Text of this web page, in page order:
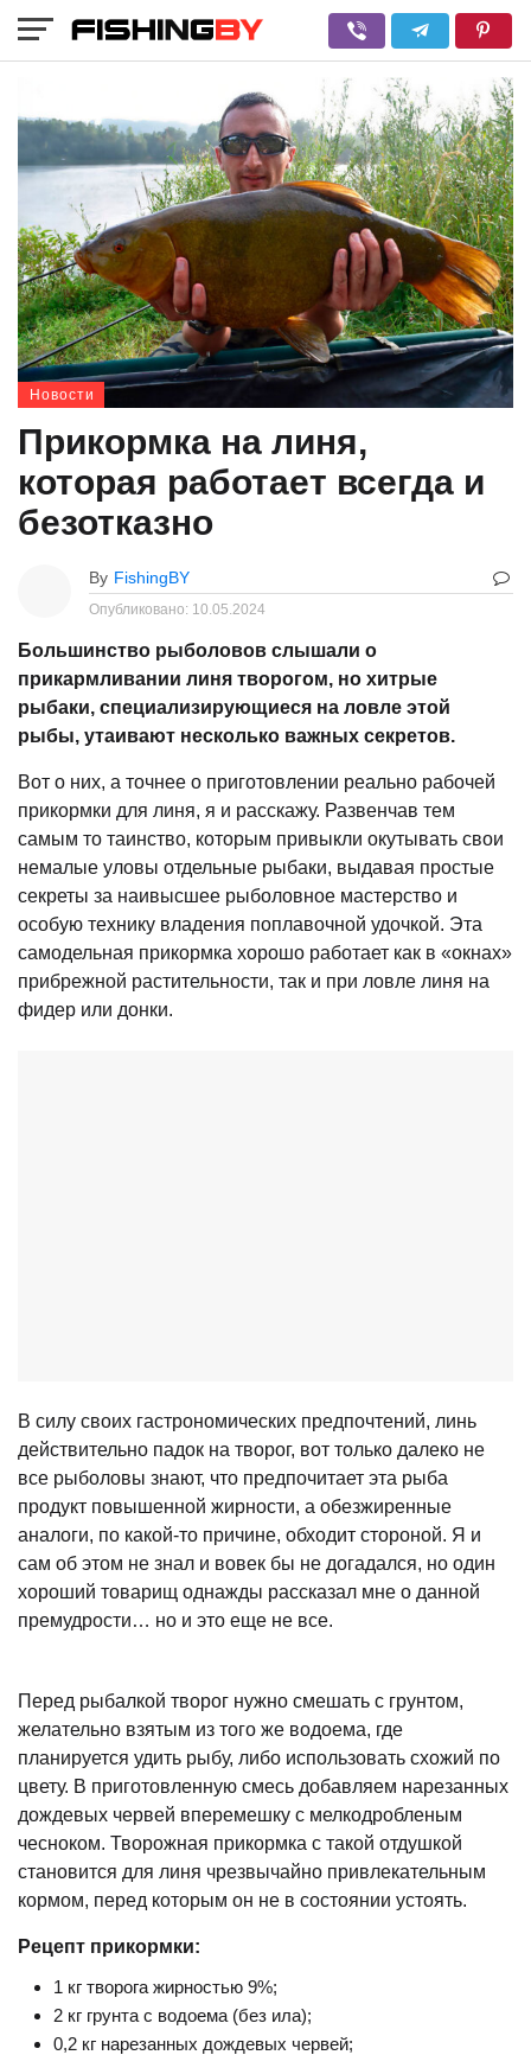
Новости
Прикормка на линя,
которая работает всегда и
безотказно
By FishingBY
Опубликовано: 10.05.2024
Большинство рыболовов слышали о
прикармливании линя творогом, но хитрые
рыбаки, специализирующиеся на ловле этой
рыбы, утаивают несколько важных секретов.
Вот о них, а точнее о приготовлении реально рабочей
прикормки для линя, я и расскажу. Развенчав тем
самым то таинство, которым привыкли окутывать свои
немалые уловы отдельные рыбаки, выдавая простые
секреты за наивысшее рыболовное мастерство и
особую технику владения поплавочной удочкой. Эта
самодельная прикормка хорошо работает как в «окнах»
прибрежной растительности, так и при ловле линя на
фидер или донки.
В силу своих гастрономических предпочтений, линь
действительно падок на творог, вот только далеко не
все рыболовы знают, что предпочитает эта рыба
продукт повышенной жирности, а обезжиренные
аналоги, по какой-то причине, обходит стороной. Я и
сам об этом не знал и вовек бы не догадался, но один
хороший товарищ однажды рассказал мне о данной
премудрости… но и это еще не все.
Перед рыбалкой творог нужно смешать с грунтом,
желательно взятым из того же водоема, где
планируется удить рыбу, либо использовать схожий по
цвету. В приготовленную смесь добавляем нарезанных
дождевых червей вперемешку с мелкодробленым
чесноком. Творожная прикормка с такой отдушкой
становится для линя чрезвычайно привлекательным
кормом, перед которым он не в состоянии устоять.
Рецепт прикормки:
1 кг творога жирностью 9%;
2 кг грунта с водоема (без ила);
0,2 кг нарезанных дождевых червей;